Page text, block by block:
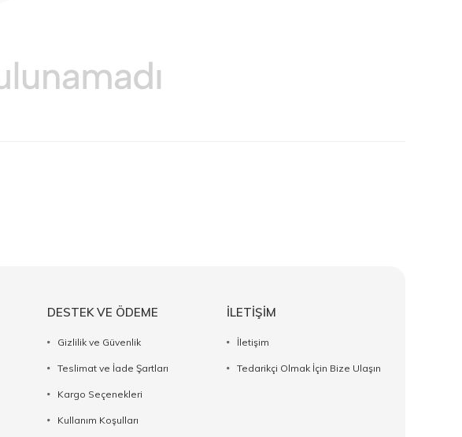
DESTEK VE ÖDEME
Gizlilik ve Güvenlik
Teslimat ve İade Şartları
Kargo Seçenekleri
Kullanım Koşulları
İLETİŞİM
İletişim
Tedarikçi Olmak İçin Bize Ulaşın